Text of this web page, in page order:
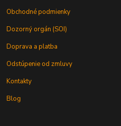
Obchodné podmienky
Dozorný orgán (SOI)
Doprava a platba
Odstúpenie od zmluvy
Kontakty
Blog